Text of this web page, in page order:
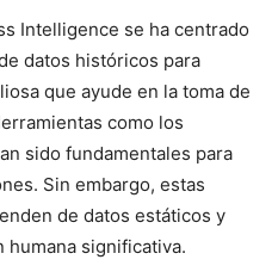
Intelligence se ha centrado
datos históricos para
que ayude en la toma de
como los
sido fundamentales para
Sin embargo, estas
de datos estáticos y
significativa.